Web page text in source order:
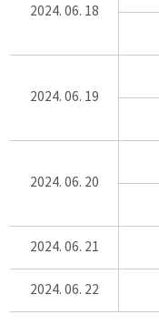
2024. 06. 18
2024. 06. 19
2024. 06. 20
2024. 06. 21
2024. 06. 22